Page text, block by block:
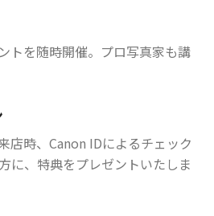
トを随時開催。プロ写真家も講
店時、Canon IDによるチェック
に、特典をプレゼントいたしま